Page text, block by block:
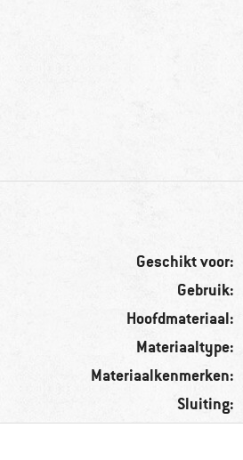
Geschikt voor:
Gebruik:
Hoofdmateriaal:
Materiaaltype:
Materiaalkenmerken:
Sluiting: